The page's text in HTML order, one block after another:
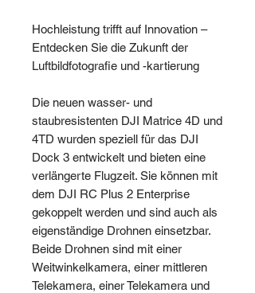
Hochleistung trifft auf Innovation –
Entdecken Sie die Zukunft der
Luftbildfotografie und -kartierung
Die neuen wasser- und
staubresistenten DJI Matrice 4D und
4TD wurden speziell für das DJI
Dock 3 entwickelt und bieten eine
verlängerte Flugzeit. Sie können mit
dem DJI RC Plus 2 Enterprise
gekoppelt werden und sind auch als
eigenständige Drohnen einsetzbar.
Beide Drohnen sind mit einer
Weitwinkelkamera, einer mittleren
Telekamera, einer Telekamera und